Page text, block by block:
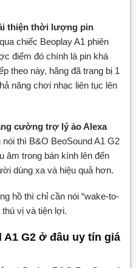
thiện thời lượng pin
chiếc Beoplay A1 phiên
điểm đó chính là pin khá
theo này, hãng đã trang bị 1
năng chơi nhạc liên tục lên
cường trợ lý ảo Alexa
thì B&O BeoSound A1 G2
âm trong bán kính lên đến
dùng xa và hiệu quả hơn.
hồ thì chỉ cần nói “wake-to-
vị và tiện lợi.
A1 G2 ở đâu uy tín giá